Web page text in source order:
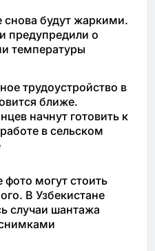
будут жаркими.
предупредили о
температуры
трудоустройство в
ближе.
начнут готовить к
в сельском
могут стоить
В Узбекистане
случаи шантажа